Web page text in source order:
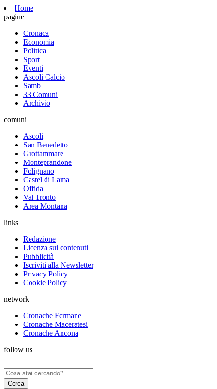
Home
pagine
Cronaca
Economia
Politica
Sport
Eventi
Ascoli Calcio
Samb
33 Comuni
Archivio
comuni
Ascoli
San Benedetto
Grottammare
Monteprandone
Folignano
Castel di Lama
Offida
Val Tronto
Area Montana
links
Redazione
Licenza sui contenuti
Pubblicità
Iscriviti alla Newsletter
Privacy Policy
Cookie Policy
network
Cronache Fermane
Cronache Maceratesi
Cronache Ancona
follow us
Ricerca
per: